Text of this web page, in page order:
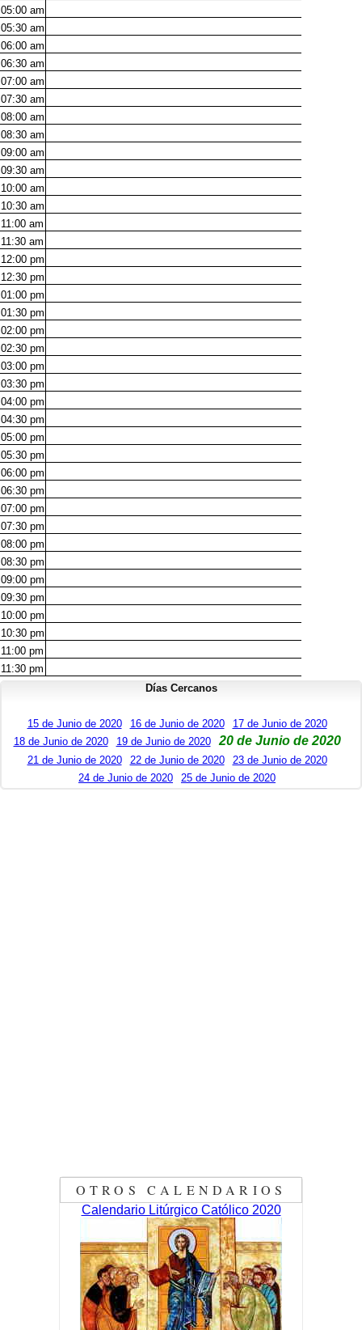
05:00 am
05:30 am
06:00 am
06:30 am
07:00 am
07:30 am
08:00 am
08:30 am
09:00 am
09:30 am
10:00 am
10:30 am
11:00 am
11:30 am
12:00 pm
12:30 pm
01:00 pm
01:30 pm
02:00 pm
02:30 pm
03:00 pm
03:30 pm
04:00 pm
04:30 pm
05:00 pm
05:30 pm
06:00 pm
06:30 pm
07:00 pm
07:30 pm
08:00 pm
08:30 pm
09:00 pm
09:30 pm
10:00 pm
10:30 pm
11:00 pm
11:30 pm
Días Cercanos
15 de Junio de 2020 16 de Junio de 2020
17 de Junio de 2020
18 de Junio de 2020
19 de Junio de 2020 20 de Junio de 2020
21 de Junio de 2020 22 de Junio de 2020
23 de Junio de 2020
24 de Junio de 2020
25 de Junio de 2020
OTROS CALENDARIOS
Calendario Litúrgico Católico 2020